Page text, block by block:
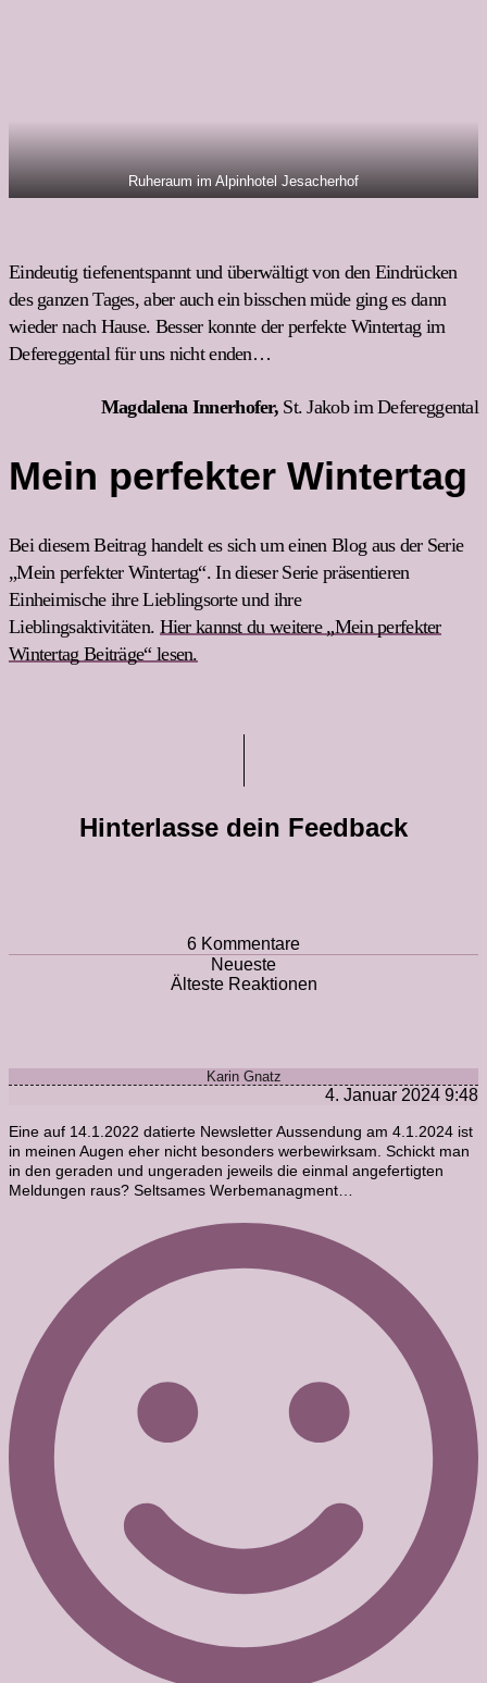
Ruheraum im Alpinhotel Jesacherhof
Eindeutig tiefenentspannt und überwältigt von den Eindrücken
des ganzen Tages, aber auch ein bisschen müde ging es dann
wieder nach Hause. Besser konnte der perfekte Wintertag im
Defereggental für uns nicht enden…
Magdalena Innerhofer, St. Jakob im Defereggental
Mein perfekter Wintertag
Bei diesem Beitrag handelt es sich um einen Blog aus der Serie
„Mein perfekter Wintertag“. In dieser Serie präsentieren
Einheimische ihre Lieblingsorte und ihre
Lieblingsaktivitäten. Hier kannst du weitere „Mein perfekter
Wintertag Beiträge“ lesen.
Hinterlasse dein Feedback
6 Kommentare
Neueste
Älteste Reaktionen
Karin Gnatz
4. Januar 2024 9:48
Eine auf 14.1.2022 datierte Newsletter Aussendung am 4.1.2024 ist
in meinen Augen eher nicht besonders werbewirksam. Schickt man
in den geraden und ungeraden jeweils die einmal angefertigten
Meldungen raus? Seltsames Werbemanagment…